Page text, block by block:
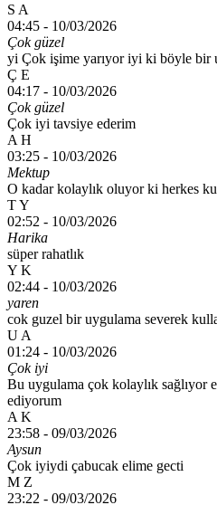
S A
04:45 - 10/03/2026
Çok güzel
yi Çok işime yarıyor iyi ki böyle bir
Ç E
04:17 - 10/03/2026
Çok güzel
Çok iyi tavsiye ederim
A H
03:25 - 10/03/2026
Mektup
O kadar kolaylık oluyor ki herkes
T Y
02:52 - 10/03/2026
Harika
süper rahatlık
Y K
02:44 - 10/03/2026
yaren
cok guzel bir uygulama severek
U A
01:24 - 10/03/2026
Çok iyi
Bu uygulama çok kolaylık sağlıyor
ediyorum
A K
23:58 - 09/03/2026
Aysun
Çok iyiydi çabucak elime gecti
M Z
23:22 - 09/03/2026